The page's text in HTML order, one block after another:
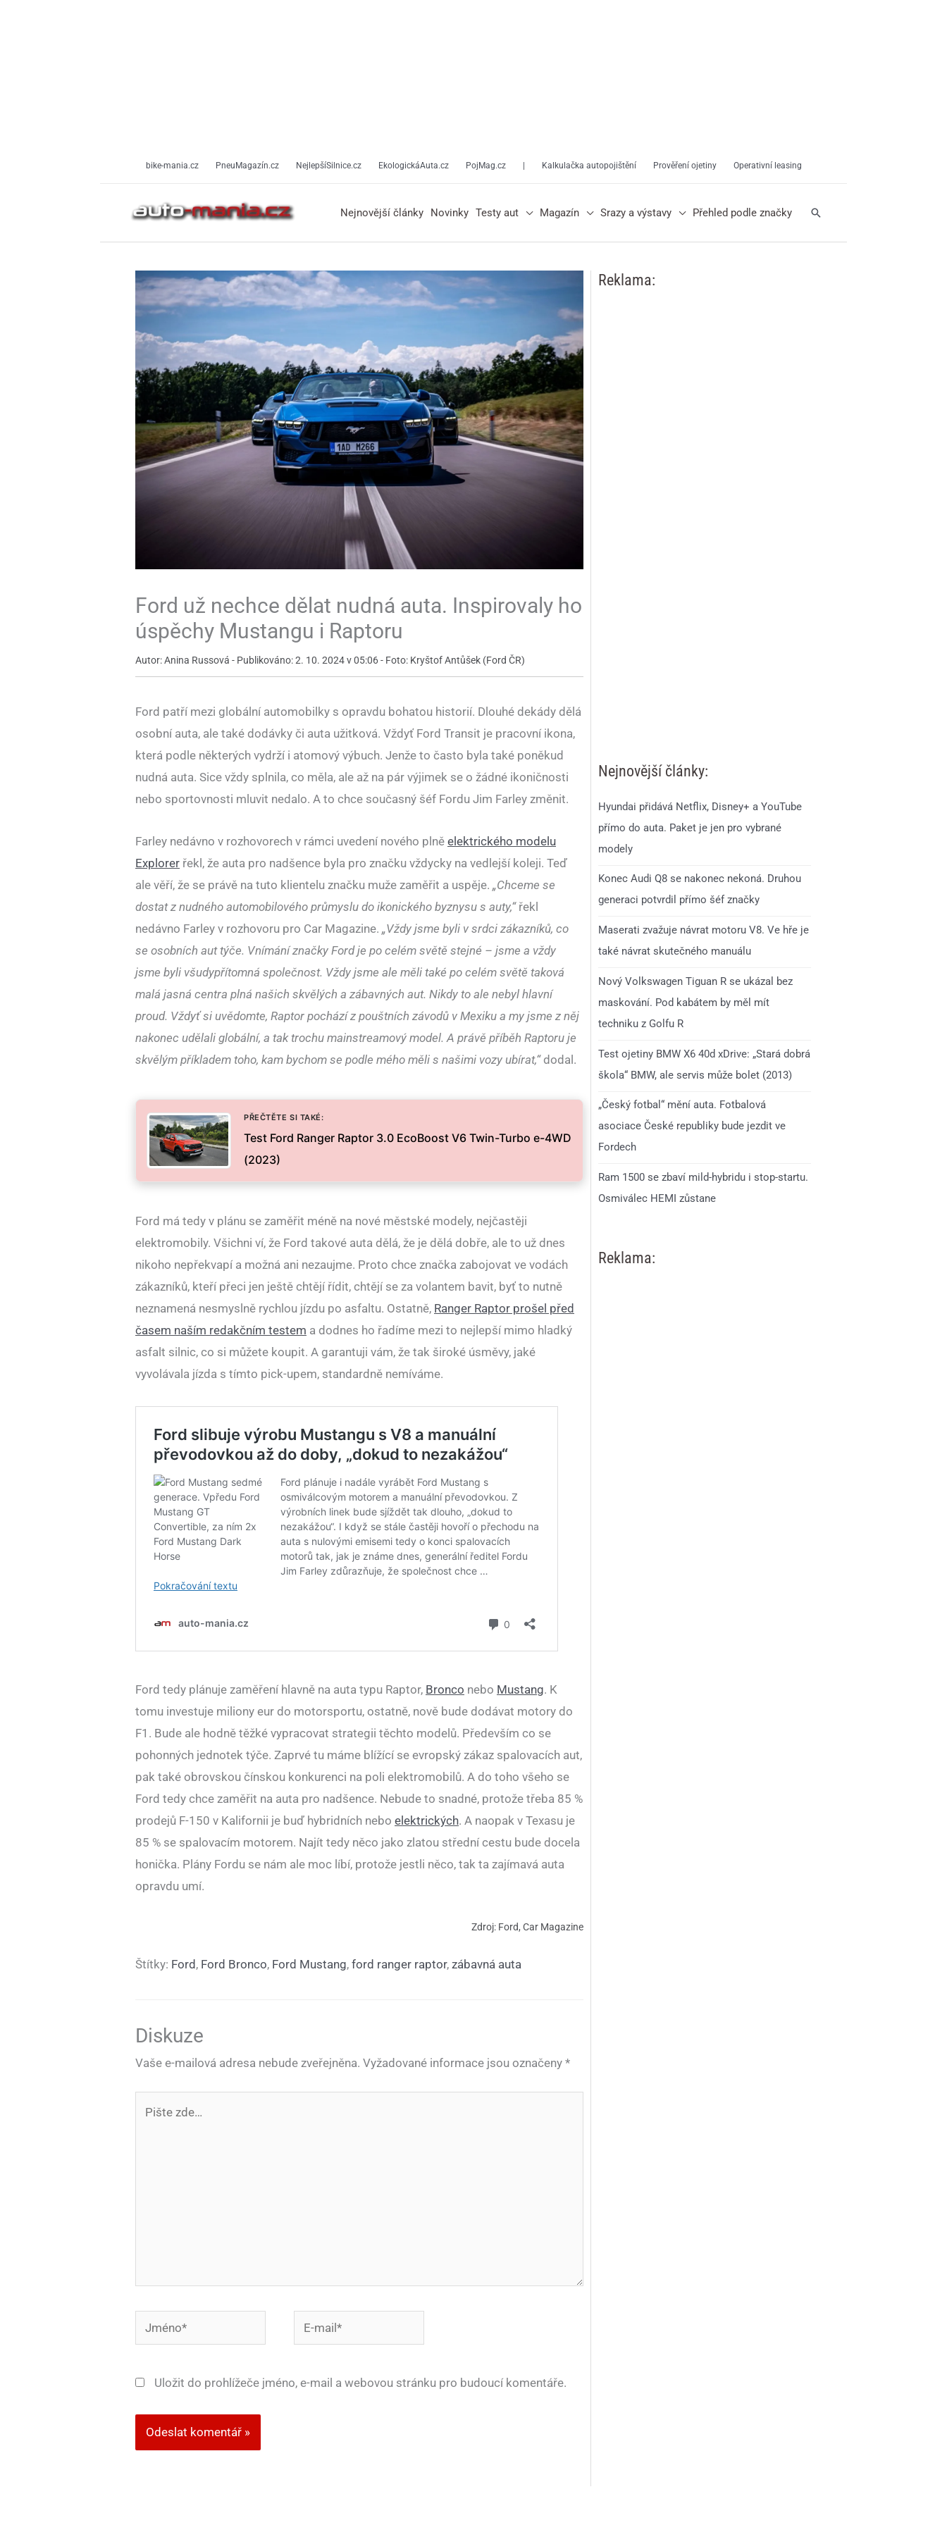
bike-mania.cz PneuMagazín.cz NejlepšíSilnice.cz EkologickáAuta.cz PojMag.cz Kalkulačka autopojištění Prověření ojetiny Operativní leasing
Nejnovější články Novinky Testy aut Magazín Srazy a výstavy Přehled podle značky Hledat
Ford už nechce dělat nudná auta. Inspirovaly ho
úspěchy Mustangu i Raptoru
Autor: Anina Russová - Publikováno: 2. 10. 2024 v 05:06 - Foto: Kryštof Antůšek (Ford ČR)
Ford patří mezi globální automobilky s opravdu bohatou historií. Dlouhé dekády dělá
osobní auta, ale také dodávky či auta užitková. Vždyť Ford Transit je pracovní ikona,
která podle některých vydrží i atomový výbuch. Jenže to často byla také poněkud
nudná auta. Sice vždy splnila, co měla, ale až na pár výjimek se o žádné ikoničnosti
nebo sportovnosti mluvit nedalo. A to chce současný šéf Fordu Jim Farley změnit.
Farley nedávno v rozhovorech v rámci uvedení nového plně elektrického modelu
Explorer řekl, že auta pro nadšence byla pro značku vždycky na vedlejší koleji. Teď
ale věří, že se právě na tuto klientelu značku muže zaměřit a uspěje. „Chceme se
dostat z nudného automobilového průmyslu do ikonického byznysu s auty,“řekl
nedávno Farley v rozhovoru pro Car Magazine. „Vždy jsme byli v srdci zákazníků, co
se osobních aut týče. Vnímání značky Ford je po celém světě stejné – jsme a vždy
jsme byli všudypřítomná společnost. Vždy jsme ale měli také po celém světě taková
malá jasná centra plná našich skvělých a zábavných aut. Nikdy to ale nebyl hlavní
proud. Vždyť si uvědomte, Raptor pochází z pouštních závodů v Mexiku a my jsme z něj
nakonec udělali globální, a tak trochu mainstreamový model. A právě příběh Raptoru je
skvělým příkladem toho, kam bychom se podle mého měli s našimi vozy ubírat,“dodal.
PŘEČTĚTE SI TAKÉ:
Test Ford Ranger Raptor 3.0 EcoBoost V6 Twin-Turbo e-4WD
(2023)
Ford má tedy v plánu se zaměřit méně na nové městské modely, nejčastěji
elektromobily. Všichni ví, že Ford takové auta dělá, že je dělá dobře, ale to už dnes
nikoho nepřekvapí a možná ani nezaujme. Proto chce značka zabojovat ve vodách
zákazníků, kteří přeci jen ještě chtějí řídit, chtějí se za volantem bavit, byť to nutně
neznamená nesmyslně rychlou jízdu po asfaltu. Ostatně, Ranger Raptor prošel před
časem naším redakčním testem a dodnes ho řadíme mezi to nejlepší mimo hladký
asfalt silnic, co si můžete koupit. A garantuji vám, že tak široké úsměvy, jaké
vyvolávala jízda s tímto pick-upem, standardně nemíváme.
Ford tedy plánuje zaměření hlavně na auta typu Raptor, Bronco nebo Mustang. K
tomu investuje miliony eur do motorsportu, ostatně, nově bude dodávat motory do
F1. Bude ale hodně těžké vypracovat strategii těchto modelů. Především co se
pohonných jednotek týče. Zaprvé tu máme blížící se evropský zákaz spalovacích aut,
pak také obrovskou čínskou konkurenci na poli elektromobilů. A do toho všeho se
Ford tedy chce zaměřit na auta pro nadšence. Nebude to snadné, protože třeba 85 %
prodejů F-150 v Kalifornii je buď hybridních nebo elektrických. A naopak v Texasu je
85 % se spalovacím motorem. Najít tedy něco jako zlatou střední cestu bude docela
honička. Plány Fordu se nám ale moc líbí, protože jestli něco, tak ta zajímavá auta
opravdu umí.
Zdroj: Ford, Car Magazine
Štítky: Ford, Ford Bronco, Ford Mustang, ford ranger raptor, zábavná auta
Diskuze
Vaše e-mailová adresa nebude zveřejněna. Vyžadované informace jsou označeny *
Jméno*
mail*
Uložit do prohlížeče jméno, e-mail a webovou stránku pro budoucí komentáře.
Reklama:
Nejnovější články:
Hyundai přidává Netflix, Disney+ a YouTube
přímo do auta. Paket je jen pro vybrané
modely
Konec Audi Q8 se nakonec nekoná. Druhou
generaci potvrdil přímo šéf značky
Maserati zvažuje návrat motoru V8. Ve hře je
také návrat skutečného manuálu
Nový Volkswagen Tiguan R se ukázal bez
maskování. Pod kabátem by měl mít
techniku z Golfu R
Test ojetiny BMW X6 40d xDrive: „Stará dobrá
škola“ BMW, ale servis může bolet (2013)
„Český fotbal“ mění auta. Fotbalová
asociace České republiky bude jezdit ve
Fordech
Ram 1500 se zbaví mild-hybridu i stop-startu.
Osmiválec HEMI zůstane
Reklama: